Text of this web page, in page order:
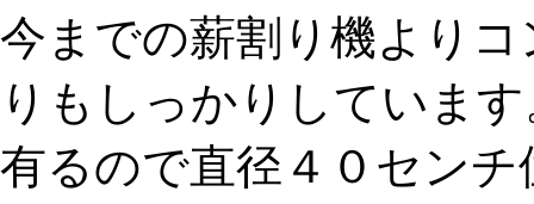
今までの薪割り機より
りもしっかりしていま
有るので直径４０セン